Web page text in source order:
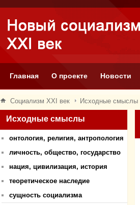
Главная О проекте Новости
Социализм XXI век Исходные смыслы
Исходные смыслы
онтология, религия, антропология
личность, общество, государство
нация, цивилизация, история
теоретическое наследие
сущность социализма